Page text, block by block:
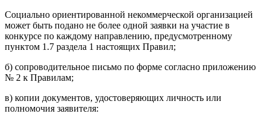
Социально ориентированной некоммерческой организацией
может быть подано не более одной заявки на участие в
конкурсе по каждому направлению, предусмотренному
пунктом 1.7 раздела 1 настоящих Правил;
б) сопроводительное письмо по форме согласно приложению
№ 2 к Правилам;
в) копии документов, удостоверяющих личность или
полномочия заявителя: